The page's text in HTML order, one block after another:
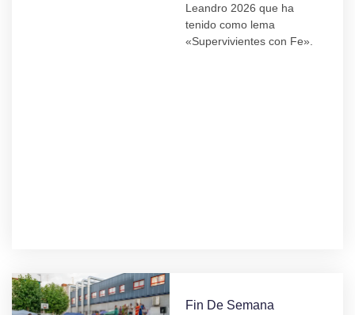
Leandro 2026 que ha
tenido como lema
«Supervivientes con Fe».
Fin De Semana